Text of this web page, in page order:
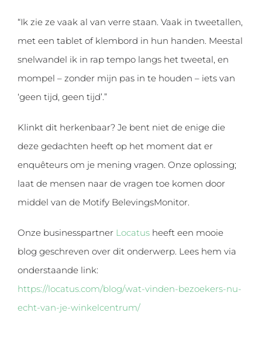
“Ik zie ze vaak al van verre staan. Vaak in tweetallen,
met een tablet of klembord in hun handen. Meestal
snelwandel ik in rap tempo langs het tweetal, en
mompel – zonder mijn pas in te houden – iets van
‘geen tijd, geen tijd’.”
Klinkt dit herkenbaar? Je bent niet de enige die
deze gedachten heeft op het moment dat er
enquêteurs om je mening vragen. Onze oplossing;
laat de mensen naar de vragen toe komen door
middel van de Motify BelevingsMonitor.
Onze businesspartner Locatus heeft een mooie
blog geschreven over dit onderwerp. Lees hem via
onderstaande link:
https://locatus.com/blog/wat-vinden-bezoekers-nu-
echt-van-je-winkelcentrum/